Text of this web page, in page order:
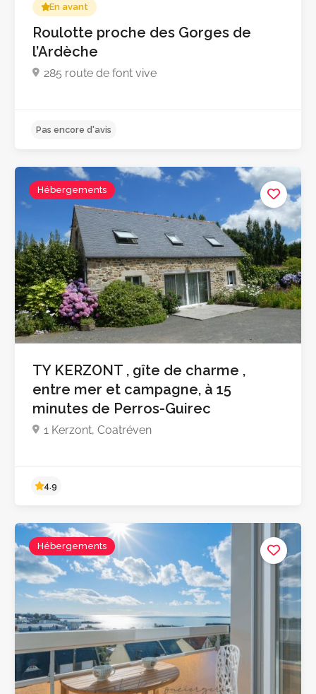
En avant
Roulotte proche des Gorges de
l’Ardèche
285 route de font vive
Hébergements
TY KERZONT , gîte de charme ,
entre mer et campagne, à 15
minutes de Perros-Guirec
1 Kerzont, Coatréven
Hébergements